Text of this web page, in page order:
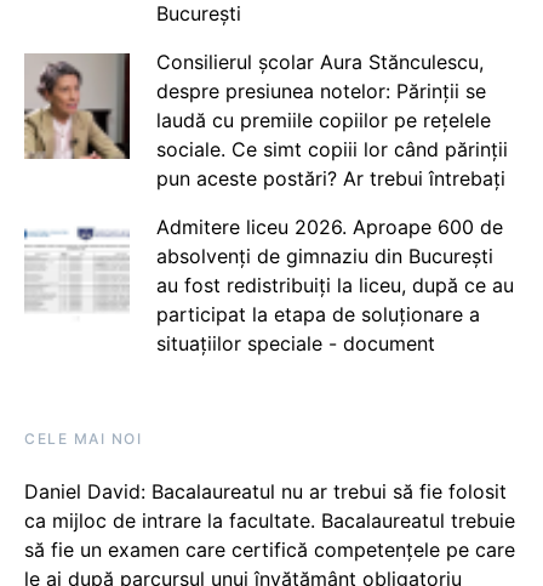
București
Consilierul școlar Aura Stănculescu,
despre presiunea notelor: Părinții se
laudă cu premiile copiilor pe rețelele
sociale. Ce simt copiii lor când părinții
pun aceste postări? Ar trebui întrebați
Admitere liceu 2026. Aproape 600 de
absolvenți de gimnaziu din București
au fost redistribuiți la liceu, după ce au
participat la etapa de soluționare a
situațiilor speciale - document
CELE MAI NOI
Daniel David: Bacalaureatul nu ar trebui să fie folosit
ca mijloc de intrare la facultate. Bacalaureatul trebuie
să fie un examen care certifică competențele pe care
le ai după parcursul unui învățământ obligatoriu